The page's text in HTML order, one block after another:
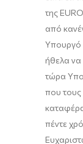
της
από
Υπουργό
ήθελα να
τώρα
που τους
πέντε